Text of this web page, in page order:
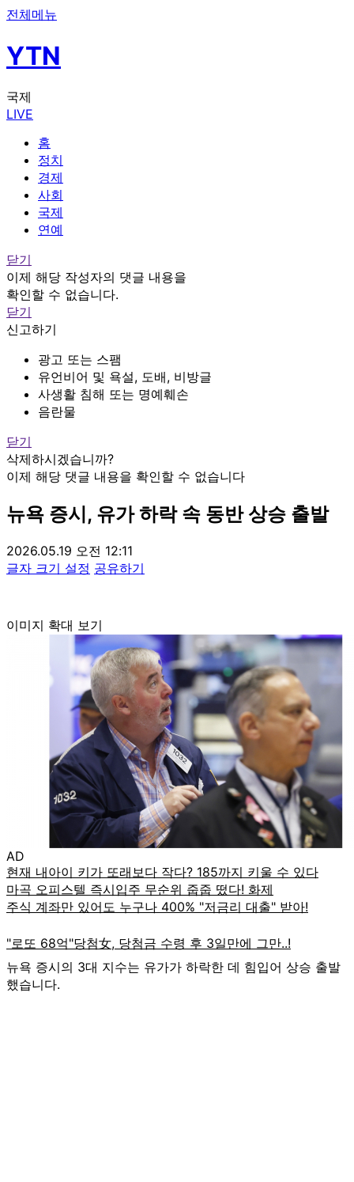
전체메뉴
YTN
국제
LIVE
홈
정치
경제
사회
국제
연예
닫기
이제 해당 작성자의 댓글 내용을
확인할 수 없습니다.
닫기
신고하기
광고 또는 스팸
유언비어 및 욕설, 도배, 비방글
사생활 침해 또는 명예훼손
음란물
닫기
삭제하시겠습니까?
이제 해당 댓글 내용을 확인할 수 없습니다
뉴욕 증시, 유가 하락 속 동반 상승 출발
2026.05.19 오전 12:11
글자 크기 설정 공유하기
이미지 확대 보기
AD
뉴욕 증시의 3대 지수는 유가가 하락한 데 힘입어 상승 출발
했습니다.